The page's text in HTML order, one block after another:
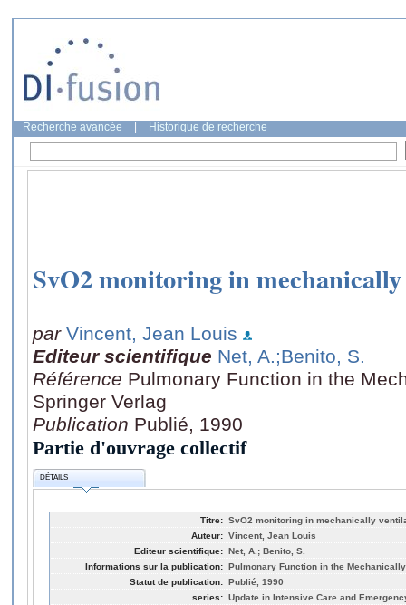
Recherche avancée Historique de recherche
SvO2 monitoring in
par Vincent, Jean Louis
Editeur scientifique Net, A.;Benito, S.
Référence Pulmonary Function in the
Springer Verlag
Publication Publié, 1990
Partie d'ouvrage collectif
DÉTAILS
Titre: SvO2 monitoring in mechanically
Auteur: Vincent, Jean Louis
Editeur scientifique: Net, A.; Benito, S.
Informations sur la publication: Pulmonary Function in the
Statut de publication: Publié, 1990
series: Update in Intensive Care and